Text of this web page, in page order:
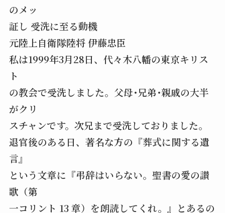
のメッ
証し 受洗に至る動機
元陸上自衛隊陸将 伊藤忠臣
私は1999年3月28日、代々木八幡の東京キリス
ト
の教会で受洗しました。父母･兄弟･親戚の大半
がクリ
スチャンです。次兄まで受洗しておりました。
退官後のある日、著名な方の『葬式に関する遺
言』
という文章に『弔辞はいらない。聖書の愛の讃
歌（第
一コリント 13 章）を朗読してくれ。』とあるの